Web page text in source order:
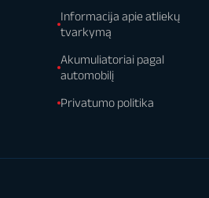
Informacija apie atliekų
tvarkymą
Akumuliatoriai pagal
automobilį
Privatumo politika